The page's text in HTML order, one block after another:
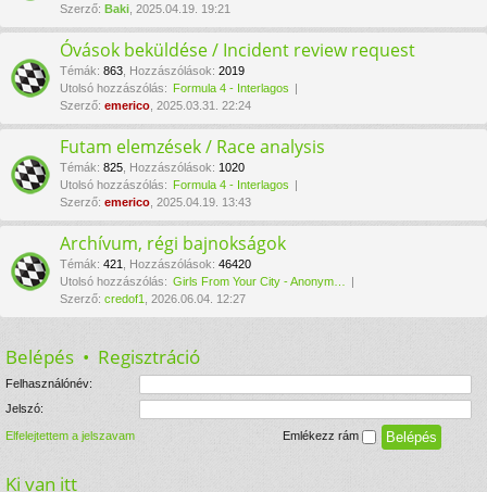
Szerző: Baki , 2025.04.19. 19:21
Óvások beküldése / Incident review request
Témák: 863 Hozzászólások: 2019
Utolsó hozzászólás: Formula 4 - Interlagos
Szerző: emerico , 2025.03.31. 22:24
Futam elemzések / Race analysis
Témák: 825 Hozzászólások: 1020
Utolsó hozzászólás: Formula 4 - Interlagos
Szerző: emerico , 2025.04.19. 13:43
Archívum, régi bajnokságok
Témák: 421 Hozzászólások: 46420
Utolsó hozzászólás: Girls From Your City - Anonym…
Szerző: credof1 , 2026.06.04. 12:27
Belépés • Regisztráció
Felhasználónév:
Jelszó:
Elfelejtettem a jelszavam Emlékezz rám
Ki van itt